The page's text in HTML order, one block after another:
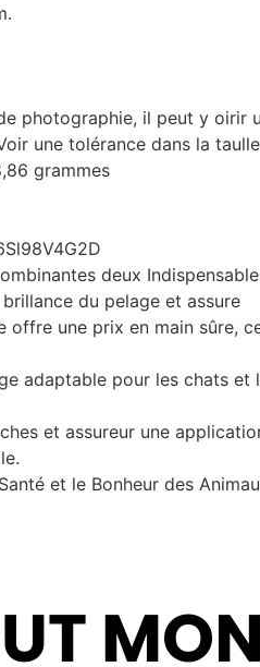
photographie, il peut y
une tolérance dans la
grammes
deux
du pelage et assure
une prix en main sûre,
adaptable pour les chats
et assureur une
et le Bonheur des